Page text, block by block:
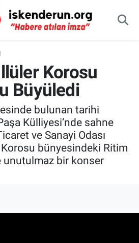
Korosu
Büyüledi
bulunan tarihi
Külliyesi’nde sahne
ve Sanayi Odası
bünyesindeki Ritim
unutulmaz bir konser